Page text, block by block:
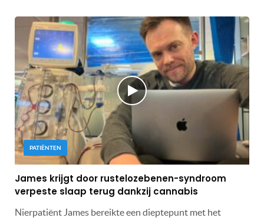
PATIËNTEN
James krijgt door rustelozebenen-syndroom
verpeste slaap terug dankzij cannabis
Nierpatiënt James bereikte een dieptepunt met het